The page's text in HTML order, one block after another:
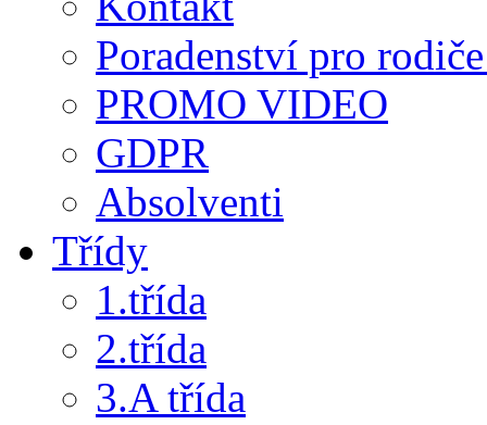
Poradenství pro
PROMO VIDEO
GDPR
Absolventi
Třídy
1.třída
2.třída
3.A třída